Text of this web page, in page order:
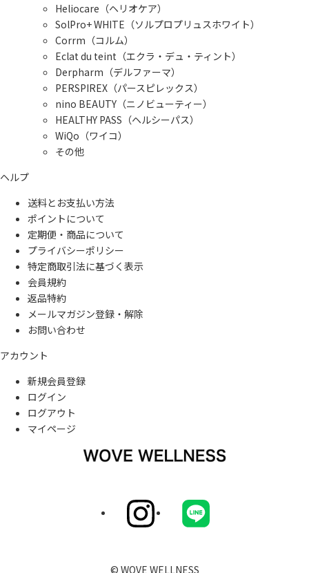
Heliocare（ヘリオケア）
SolPro+ WHITE（ソルプロプリュスホワイト）
Corrm（コルム）
Eclat du teint（エクラ・デュ・ティント）
Derpharm（デルファーマ）
PERSPIREX（パースピレックス）
nino BEAUTY（ニノビューティー）
HEALTHY PASS（ヘルシーパス）
WiQo（ワイコ）
その他
ヘルプ
送料とお支払い方法
ポイントについて
定期便・商品について
プライバシーポリシー
特定商取引法に基づく表示
会員規約
返品特約
メールマガジン登録・解除
お問い合わせ
アカウント
新規会員登録
ログイン
ログアウト
マイページ
© WOVE WELLNESS